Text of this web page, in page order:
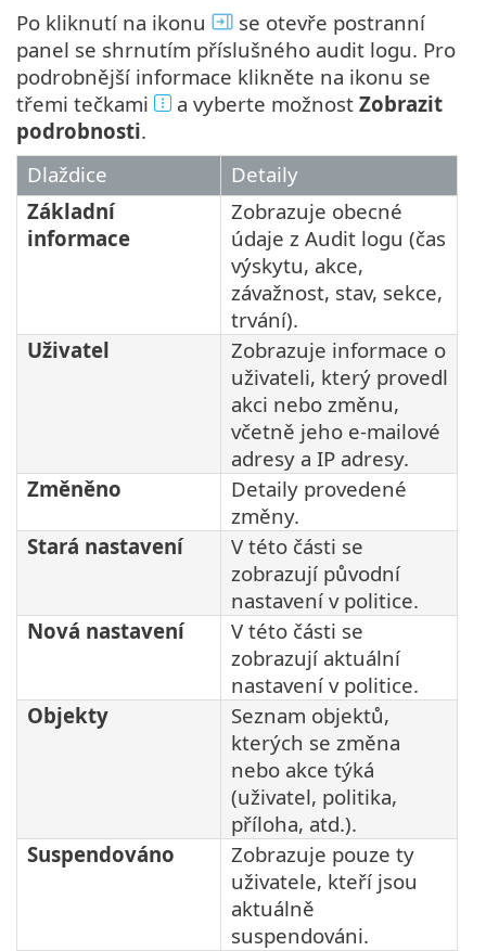
Po kliknutí na ikonu
se otevře postranní
panel se shrnutím příslušného audit logu. Pro
podrobnější informace klikněte na ikonu se
třemi tečkami
a vyberte možnost Zobrazit
podrobnosti.
Dlaždice
Detaily
Základní
informace
Zobrazuje obecné
údaje z Audit logu (čas
výskytu, akce,
závažnost, stav, sekce,
trvání).
Uživatel
Zobrazuje informace o
uživateli, který provedl
akci nebo změnu,
včetně jeho e-mailové
adresy a IP adresy.
Změněno
Detaily provedené
změny.
Stará nastavení
V této části se
zobrazují původní
nastavení v politice.
Nová nastavení
V této části se
zobrazují aktuální
nastavení v politice.
Objekty
Seznam objektů,
kterých se změna
nebo akce týká
(uživatel, politika,
příloha, atd.).
Suspendováno
Zobrazuje pouze ty
uživatele, kteří jsou
aktuálně
suspendováni.